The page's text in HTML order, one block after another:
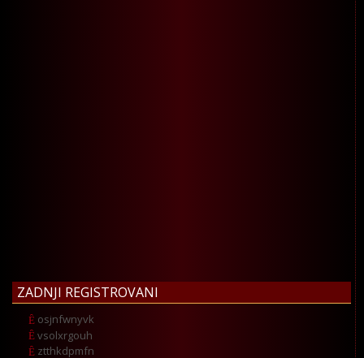
ZADNJI REGISTROVANI
osjnfwnyvk
vsolxrgouh
ztthkdpmfn